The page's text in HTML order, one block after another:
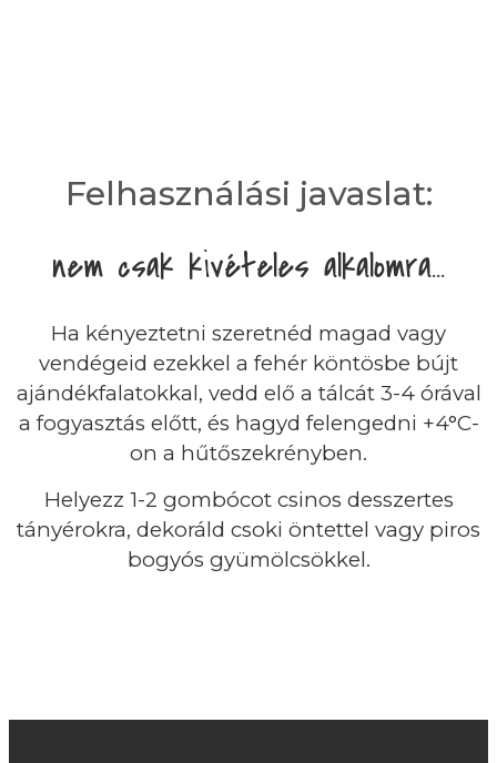
Felhasználási javaslat:
nem csak kivételes alkalomra...
Ha kényeztetni szeretnéd magad vagy
vendégeid ezekkel a fehér köntösbe bújt
ajándékfalatokkal, vedd elő a tálcát 3-4 órával
a fogyasztás előtt, és hagyd felengedni +4°C-
on a hűtőszekrényben.
Helyezz 1-2 gombócot csinos desszertes
tányérokra, dekoráld csoki öntettel vagy piros
bogyós gyümölcsökkel.